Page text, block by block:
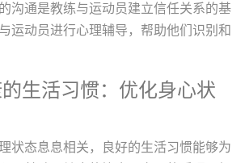
沟通是教练与运动员建立信任关系的基
运动员进行心理辅导，帮助他们识别和
生活习惯：优化身心状
状态息息相关，良好的生活习惯能够为